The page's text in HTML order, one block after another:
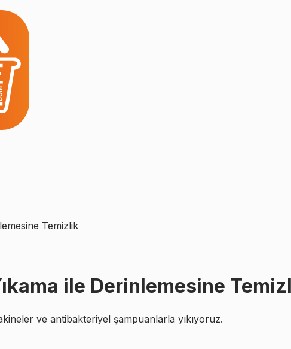
Temizlik
ile Derinlemesine
ve antibakteriyel şampuanlarla yıkıyoruz.